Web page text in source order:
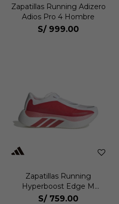
Zapatillas Running Adizero
Adios Pro 4 Hombre
S/ 999.00
Zapatillas Running
Hyperboost Edge M
Hombre
S/ 759.00